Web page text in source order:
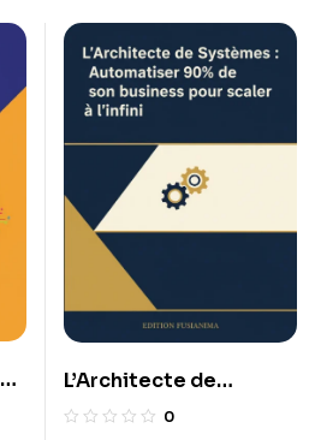
L’Architecte de
Systèmes :
0